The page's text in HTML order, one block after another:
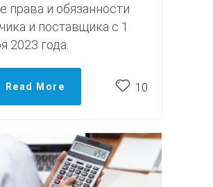
права и обязанности
и поставщика с 1
2023 года.
Read More 10